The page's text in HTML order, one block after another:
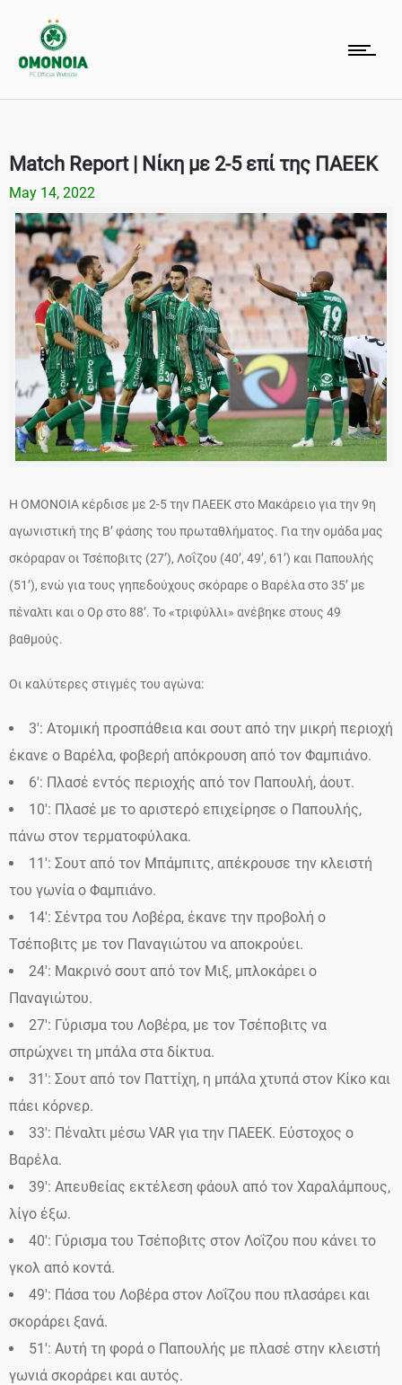
Match Report | Nίκη με 2-5 επί της ΠΑΕΕΚ
May 14, 2022
Η ΟΜΟΝΟΙΑ κέρδισε με 2-5 την ΠΑΕΕΚ στο Μακάρειο για την 9η
αγωνιστική της Β’ φάσης του πρωταθλήματος. Για την ομάδα μας
σκόραραν οι Τσέποβιτς (27’), Λοΐζου (40’, 49’, 61’) και Παπουλής
(51’), ενώ για τους γηπεδούχους σκόραρε ο Βαρέλα στο 35’ με
πέναλτι και ο Ορ στο 88’. Το «τριφύλλι» ανέβηκε στους 49
βαθμούς.
Οι καλύτερες στιγμές του αγώνα:
3′: Ατομική προσπάθεια και σουτ από την μικρή περιοχή
έκανε ο Βαρέλα, φοβερή απόκρουση από τον Φαμπιάνο.
6′: Πλασέ εντός περιοχής από τον Παπουλή, άουτ.
10′: Πλασέ με το αριστερό επιχείρησε ο Παπουλής,
πάνω στον τερματοφύλακα.
11′: Σουτ από τον Μπάμπιτς, απέκρουσε την κλειστή
του γωνία ο Φαμπιάνο.
14′: Σέντρα του Λοβέρα, έκανε την προβολή ο
Τσέποβιτς με τον Παναγιώτου να αποκρούει.
24′: Mακρινό σουτ από τον Μιξ, μπλοκάρει ο
Παναγιώτου.
27′: Γύρισμα του Λοβέρα, με τον Τσέποβιτς να
σπρώχνει τη μπάλα στα δίκτυα.
31′: Σουτ από τον Παττίχη, η μπάλα χτυπά στον Κίκο και
πάει κόρνερ.
33′: Πέναλτι μέσω VAR για την ΠΑΕΕΚ. Εύστοχος ο
Βαρέλα.
39′: Aπευθείας εκτέλεση φάουλ από τον Χαραλάμπους,
λίγο έξω.
40′: Γύρισμα του Τσέποβιτς στον Λοΐζου που κάνει το
γκολ από κοντά.
49′: Πάσα του Λοβέρα στον Λοΐζου που πλασάρει και
σκοράρει ξανά.
51′: Αυτή τη φορά ο Παπουλής με πλασέ στην κλειστή
γωνιά σκοράρει και αυτός.